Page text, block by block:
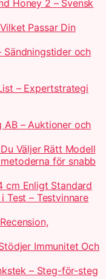
Honey 2 – Svensk
Passar Din
Sändningstider och
– Expertstrategi
AB – Auktioner och
Väljer Rätt Modell
för snabb
cm Enligt Standard
Test – Testvinnare
Immunitet Och
– Steg-för-steg